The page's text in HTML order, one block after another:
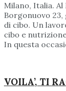
Milano, Italia.
Borgonuovo 23,
di cibo. Un
cibo e
In questa
VOILA’, TI